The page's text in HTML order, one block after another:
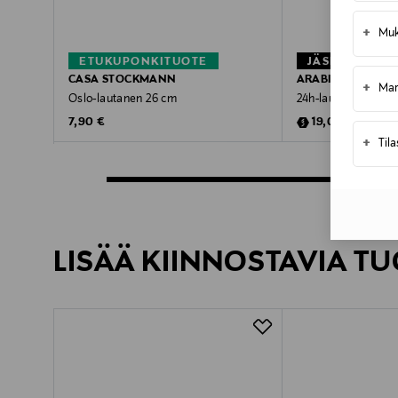
+
+
+
ETUKUPONKITUOTE
CASA STOCKMANN
Oslo-lautanen 26 cm
Original Price
7,90 €
JÄSENETU
ARABIA
24h-lautanen 26 cm
Discounted
19,00 € Original
23,90 €
LISÄÄ KIINNOSTAVIA